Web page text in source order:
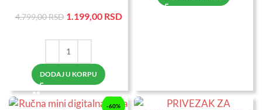
4.799,00RSD 1.199,00 RSD
DODAJ U KORPU
-60%